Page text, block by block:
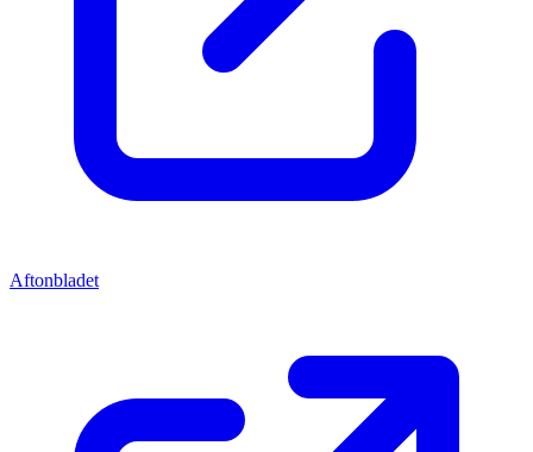
Aftonbladet